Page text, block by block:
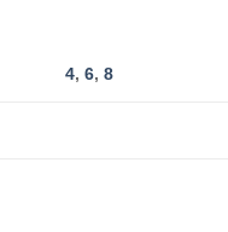
4,6,8